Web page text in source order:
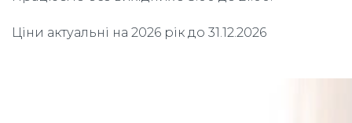
Ціни актуальні на 2026 рік до 31.12.2026